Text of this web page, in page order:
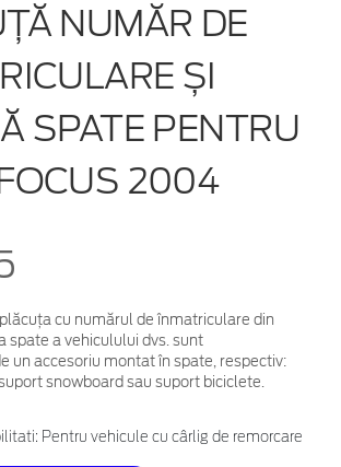
NUMĂR DE
ȘI
SPATE PENTRU
2004
cu numărul de înmatriculare din
spate a vehiculului dvs. sunt
un accesoriu montat în spate, respectiv:
snowboard sau suport biciclete.
Pentru vehicule cu cârlig de remorcare